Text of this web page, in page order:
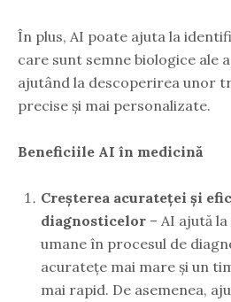
În plus, AI poate ajuta la
care sunt semne biologice ale
ajutând la descoperirea unor
precise și mai personalizate.
Beneficiile AI în medicină
Creșterea acurateței și
diagnosticelor – AI ajută
umane în procesul de
acuratețe mai mare și un
mai rapid. De asemenea,